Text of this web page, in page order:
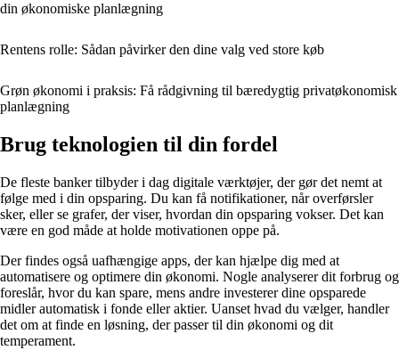
din økonomiske planlægning
Rentens rolle: Sådan påvirker den dine valg ved store køb
Grøn økonomi i praksis: Få rådgivning til bæredygtig privatøkonomisk
planlægning
Brug teknologien til din fordel
De fleste banker tilbyder i dag digitale værktøjer, der gør det nemt at
følge med i din opsparing. Du kan få notifikationer, når overførsler
sker, eller se grafer, der viser, hvordan din opsparing vokser. Det kan
være en god måde at holde motivationen oppe på.
Der findes også uafhængige apps, der kan hjælpe dig med at
automatisere og optimere din økonomi. Nogle analyserer dit forbrug og
foreslår, hvor du kan spare, mens andre investerer dine opsparede
midler automatisk i fonde eller aktier. Uanset hvad du vælger, handler
det om at finde en løsning, der passer til din økonomi og dit
temperament.